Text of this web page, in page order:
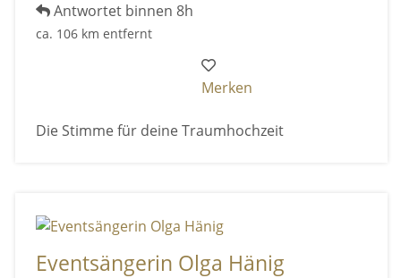
Antwortet binnen 8h
ca. 106 km entfernt
Merken
Die Stimme für deine Traumhochzeit
Eventsängerin Olga Hänig